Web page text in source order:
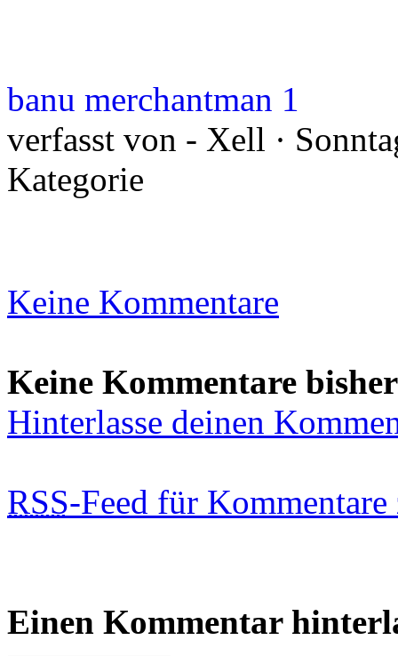
banu merchantman 1
verfasst von - Xell ·
Kategorie
Keine Kommentare
Keine Kommentare bisher
Hinterlasse deinen
RSS-Feed für
Einen Kommentar